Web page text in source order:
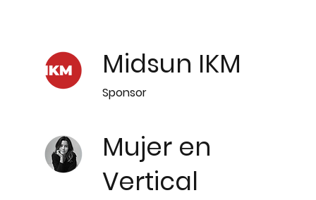
Midsun IKM
Sponsor
Mujer en
Vertical